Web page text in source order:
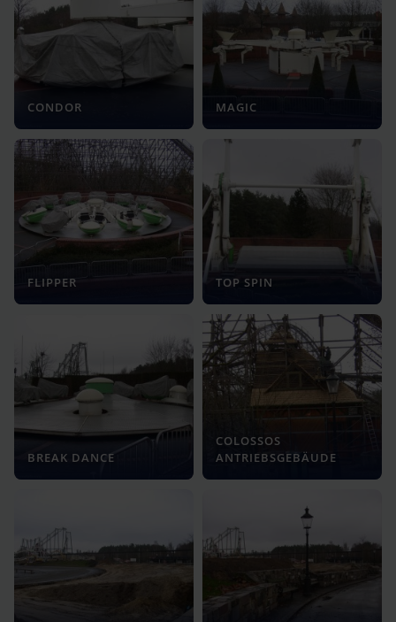
CONDOR MAGIC
FLIPPER TOP SPIN
BREAK DANCE
COLOSSOS
ANTRIEBSGEBÄUDE